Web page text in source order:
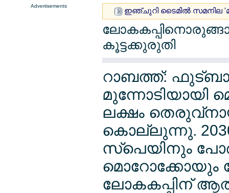
Advertisements
ഇഞ്ചുറി ടൈമില്‍ സമനില
കൂട്ടക്കുരുതി
റാബത്ത്:
മുന്നോടിയായി
ലക്ഷം
കൊല്ലുന്നു.
സ്പെയിനും
മൊറോക്കോയും
ലോകകപ്പിന്